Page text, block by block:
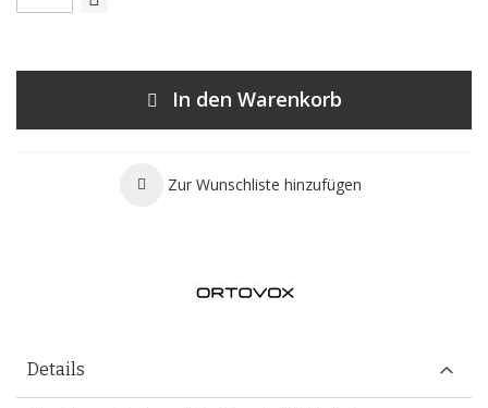
In den Warenkorb
Zur Wunschliste hinzufügen
Details